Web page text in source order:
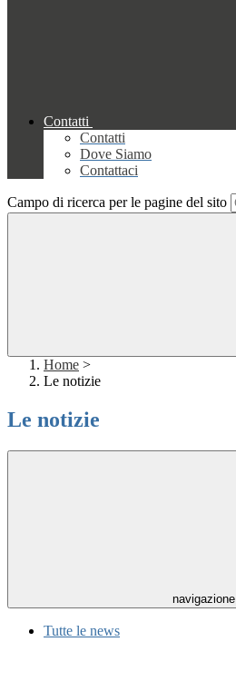
Contatti
Contatti
Dove Siamo
Contattaci
Campo di ricerca per le pagine del sito
Home >
Le notizie
Le notizie
navigazione
Tutte le news